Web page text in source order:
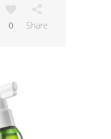
0 Share